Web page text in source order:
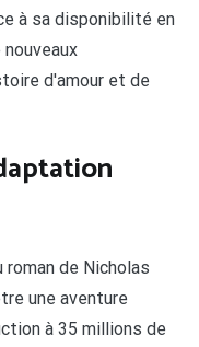
à sa disponibilité en
d'amour et de
de Nicholas
une aventure
à 35 millions de